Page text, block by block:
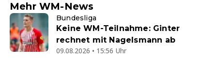
Mehr WM-News
Bundesliga
Keine WM-Teilnahme: Ginter
rechnet mit Nagelsmann ab
09.08.2026 • 15:56 Uhr